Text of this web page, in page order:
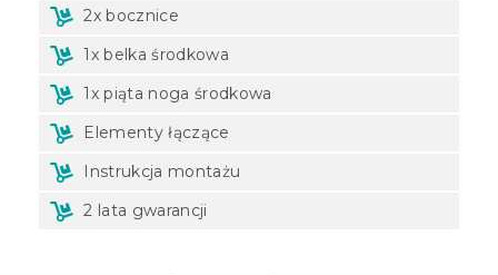
2x bocznice
1x belka środkowa
1x piąta noga środkowa
Elementy łączące
Instrukcja montażu
2 lata gwarancji